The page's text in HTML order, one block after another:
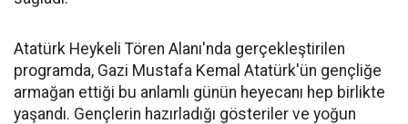
Atatürk Heykeli Tören Alanı'nda gerçekleştirilen
programda, Gazi Mustafa Kemal Atatürk'ün gençliğe
armağan ettiği bu anlamlı günün heyecanı hep birlikte
yaşandı. Gençlerin hazırladığı gösteriler ve yoğun